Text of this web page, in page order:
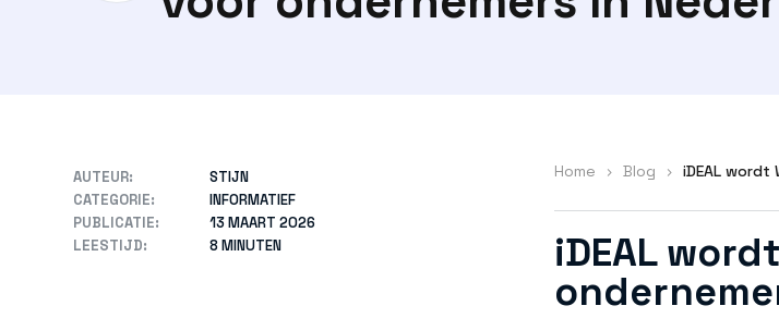
AUTEUR:
STIJN
CATEGORIE:
INFORMATIEF
PUBLICATIE:
13 MAART 2026
LEESTIJD:
8 MINUTEN
Home > Blog > iDEAL wordt
iDEAL